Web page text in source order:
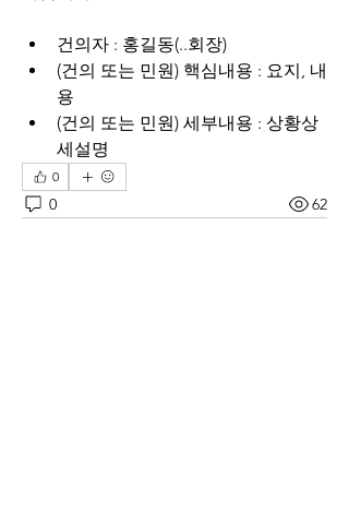
건의자 : 홍길동(..회장)
(건의 또는 민원) 핵심내용 : 요지, 내
용
(건의 또는 민원) 세부내용 : 상황상
세설명
0
0 62